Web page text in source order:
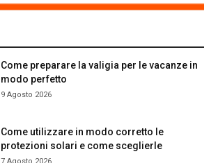
Come preparare la valigia per le vacanze in
modo perfetto
9 Agosto 2026
Come utilizzare in modo corretto le
protezioni solari e come sceglierle
7 Agosto 2026